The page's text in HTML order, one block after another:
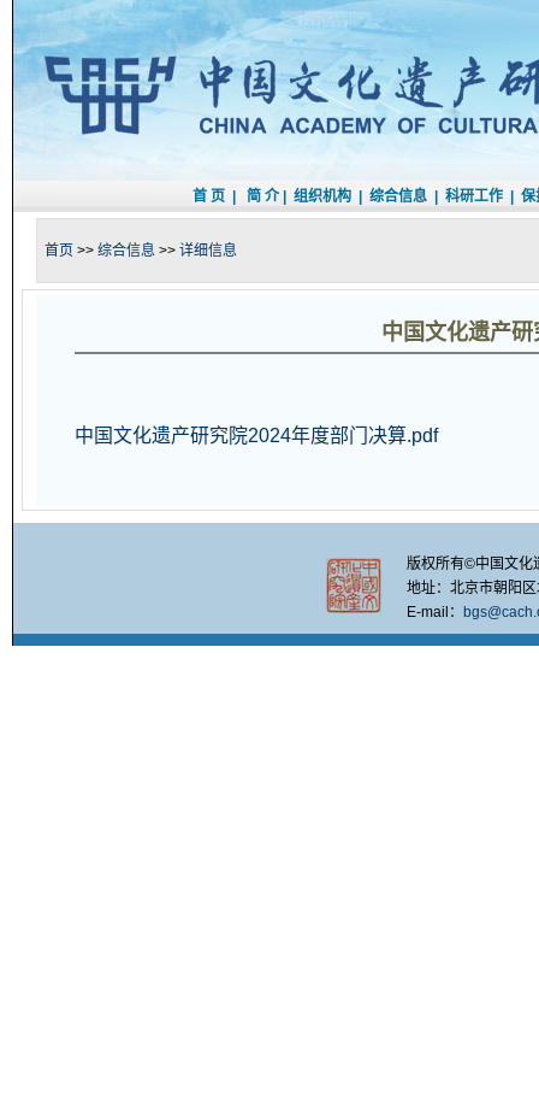
首 页 简 介| 组织机构 综合信息 科研工作 保
首页 >> 综合信息 >> 详细信息
中国文化遗产
中国文化遗产研究院2024年度部门决算.pdf
版权所有©中国文化
地址：北京市朝阳
E-mail：